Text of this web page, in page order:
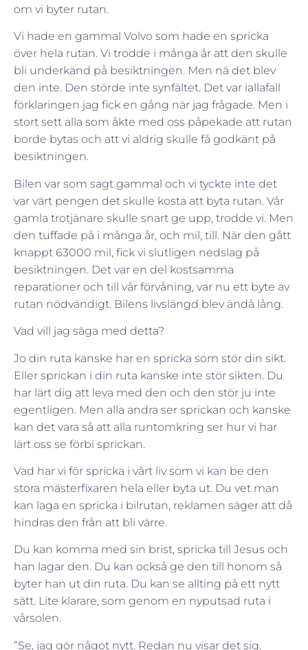
om vi byter rutan.
Vi hade en gammal Volvo som hade en spricka
över hela rutan. Vi trodde i många år att den skulle
bli underkänd på besiktningen. Men nä det blev
den inte. Den störde inte synfältet. Det var iallafall
förklaringen jag fick en gång när jag frågade. Men i
stort sett alla som åkte med oss påpekade att rutan
borde bytas och att vi aldrig skulle få godkänt på
besiktningen.
Bilen var som sagt gammal och vi tyckte inte det
var värt pengen det skulle kosta att byta rutan. Vår
gamla trotjänare skulle snart ge upp, trodde vi. Men
den tuffade på i många år, och mil, till. När den gått
knappt 63000 mil, fick vi slutligen nedslag på
besiktningen. Det var en del kostsamma
reparationer och till vår förvåning, var nu ett byte av
rutan nödvändigt. Bilens livslängd blev ändå lång.
Vad vill jag säga med detta?
Jo din ruta kanske har en spricka som stör din sikt.
Eller sprickan i din ruta kanske inte stör sikten. Du
har lärt dig att leva med den och den stör ju inte
egentligen. Men alla andra ser sprickan och kanske
kan det vara så att alla runtomkring ser hur vi har
lärt oss se förbi sprickan.
Vad har vi för spricka i vårt liv som vi kan be den
stora mästerfixaren hela eller byta ut. Du vet man
kan laga en spricka i bilrutan, reklamen säger att då
hindras den från att bli värre.
Du kan komma med sin brist, spricka till Jesus och
han lagar den. Du kan också ge den till honom så
byter han ut din ruta. Du kan se allting på ett nytt
sätt. Lite klarare, som genom en nyputsad ruta i
vårsolen.
”Se, jag gör något nytt. Redan nu visar det sig.